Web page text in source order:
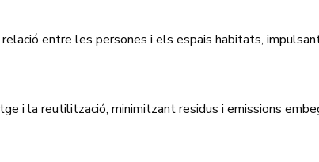
entre les persones i els espais habitats,
i la reutilització, minimitzant residus i emissions